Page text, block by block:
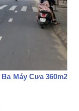
Máy Cưa 360m2